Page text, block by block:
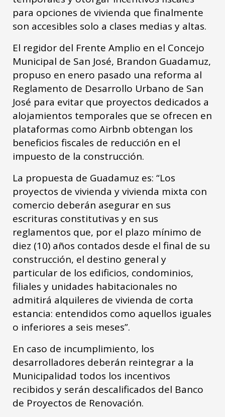
para opciones de vivienda que finalmente
son accesibles solo a clases medias y altas.
El regidor del Frente Amplio en el Concejo
Municipal de San José, Brandon Guadamuz,
propuso en enero pasado una reforma al
Reglamento de Desarrollo Urbano de San
José para evitar que proyectos dedicados a
alojamientos temporales que se ofrecen en
plataformas como Airbnb obtengan los
beneficios fiscales de reducción en el
impuesto de la construcción.
La propuesta de Guadamuz es: “Los
proyectos de vivienda y vivienda mixta con
comercio deberán asegurar en sus
escrituras constitutivas y en sus
reglamentos que, por el plazo mínimo de
diez (10) años contados desde el final de su
construcción, el destino general y
particular de los edificios, condominios,
filiales y unidades habitacionales no
admitirá alquileres de vivienda de corta
estancia: entendidos como aquellos iguales
o inferiores a seis meses”.
En caso de incumplimiento, los
desarrolladores deberán reintegrar a la
Municipalidad todos los incentivos
recibidos y serán descalificados del Banco
de Proyectos de Renovación.